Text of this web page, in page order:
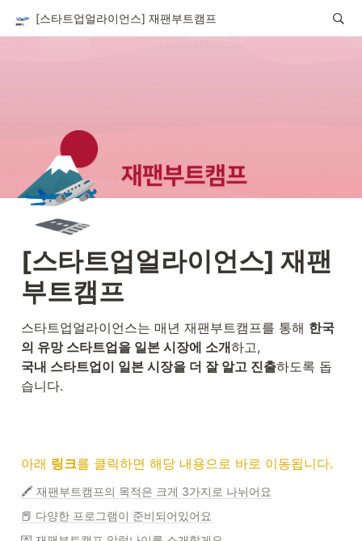
[스타트업얼라이언스] 재팬부트캠프
🛫
[스타트업얼라이언스] 재팬
부트캠프
스타트업얼라이언스는 매년 재팬부트캠프를 통해 한국
의 유망 스타트업을 일본 시장에 소개
국내 스타트업이 일본 시장을 더 잘 알고 진출하도록 돕
습니다.
아래 링크를 클릭하면 해당 내용으로 바로 이동됩니다.
🖍 재팬부트캠프의 목적은 크게 3가지로 나뉘어요
📕 다양한 프로그램이 준비되어있어요